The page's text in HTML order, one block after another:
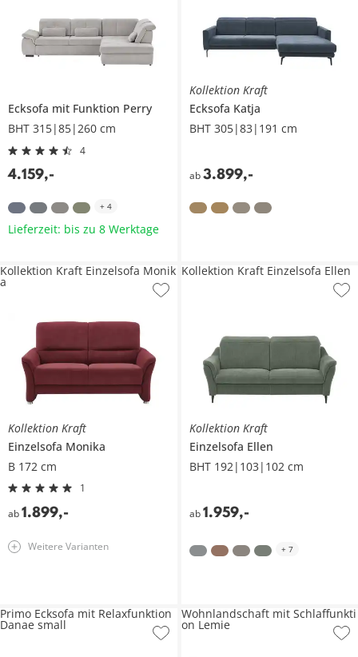
Ecksofa mit Funktion Perry
BHT 315|85|260 cm
4
4.159,-
+ 4
Lieferzeit: bis zu 8 Werktage
Kollektion Kraft
Ecksofa Katja
BHT 305|83|191 cm
ab 3.899,-
Kollektion Kraft
Einzelsofa Monika
B 172 cm
1
ab1.899,-
Kollektion Kraft Einzelsofa Monik
a
Weitere Varianten
Kollektion Kraft
Einzelsofa Ellen
BHT 192|103|102 cm
ab 1.959,-
Kollektion Kraft Einzelsofa Ellen
+ 7
Primo Ecksofa mit Relaxfunktion
Danae small
Wohnlandschaft mit Schlaffunkti
on Lemie